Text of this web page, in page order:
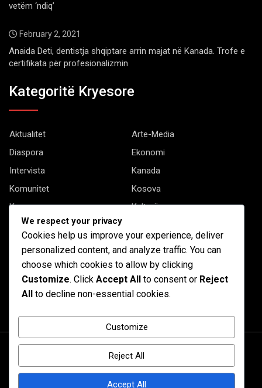
vetëm ‘ndiq’
February 2, 2021
Anaida Deti, dentistja shqiptare arrin majat në Kanada. Trofe e
certifikata për profesionalizmin
Kategoritë Kryesore
Aktualitet
Arte-Media
Diaspora
Ekonomi
Intervista
Kanada
Komunitet
Kosova
Kryesore
Kulturë
Letërsi
Shqipëria
Shqiptarët në biznes
Stil Jete
Të tjera
We respect your privacy
Cookies help us improve your experience, deliver
personalized content, and analyze traffic. You can
choose which cookies to allow by clicking
Customize. Click Accept All to consent or Reject
All to decline non-essential cookies.
Customize
Reject All
Accept All